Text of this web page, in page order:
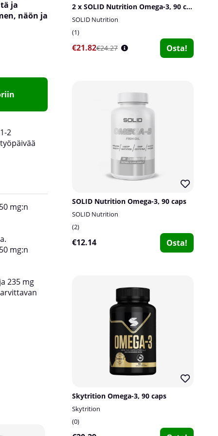
ja
näön ja
1-2
työpäivää
2 x SOLID Nutrition Omega-3, 90 caps
SOLID Nutrition
1
€21.82€24.27 Osta!
SOLID Nutrition Omega-3, 90 caps
SOLID Nutrition
2
€12.14 Osta!
Skytrition Omega-3, 90 caps
Skytrition
0
mg:n
mg:n
235 mg
Annostusohje:Ota 1 pehmeä kapseli kaksi
aterian yhteydessä.